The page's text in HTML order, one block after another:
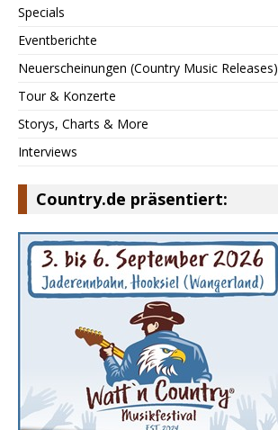
Specials
Eventberichte
Neuerscheinungen (Country Music Releases)
Tour & Konzerte
Storys, Charts & More
Interviews
Country.de präsentiert: